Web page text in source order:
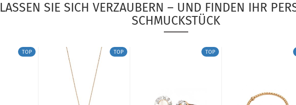
LASSEN SIE SICH VERZAUBERN – UND FINDEN IHR
SCHMUCKSTÜCK
TOP TOP TOP